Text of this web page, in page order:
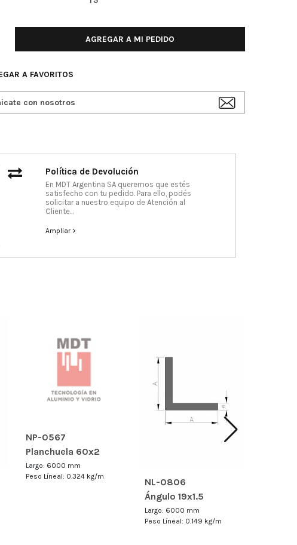
AGREGAR A MI PEDIDO
A FAVORITOS
con nosotros
Política de Devolución
En MDT Argentina SA queremos que estés
satisfecho con tu pedido. Para ello, podés
solicitar a nuestro equipo de Atención al
Cliente...
Ampliar >
NP-0567
Planchuela 60x2
Largo: 6000 mm
Peso Líneal: 0.324 kg/m
NL-0806
Ángulo 19x1.5
Largo: 6000 mm
Peso Líneal: 0.149 kg/m